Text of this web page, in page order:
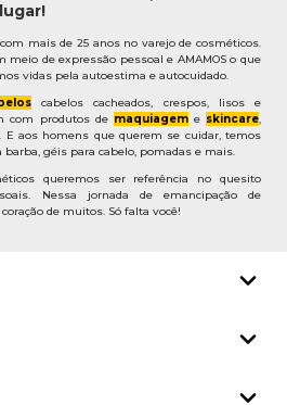
mais de 25 anos no varejo de cosméticos.
de expressão pessoal e AMAMOS o que
vidas pela autoestima e autocuidado.
cabelos cacheados, crespos, lisos e
com produtos de maquiageme skincare,
E aos homens que querem se cuidar, temos
barba, géis para cabelo, pomadas e mais.
queremos ser referência no quesito
Nessa jornada de emancipação de
de muitos. Só falta você!